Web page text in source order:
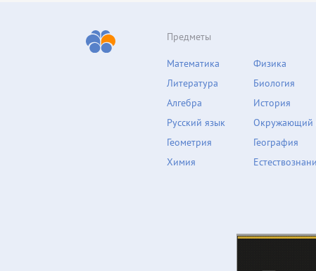
Предметы
Математика
Литература
Алгебра
Русский язык
Геометрия
Химия
Физика
Биология
История
Окружающий
География